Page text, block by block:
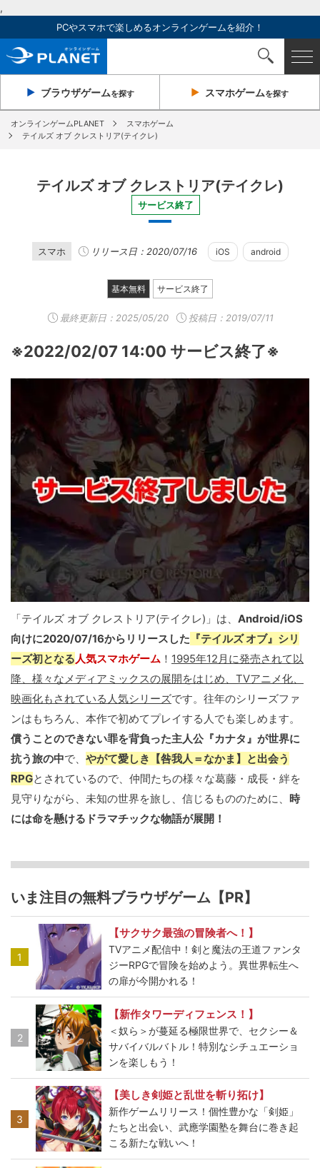
,
PCやスマホで楽しめるオンラインゲームを紹介！
ブラウザゲームを探す スマホゲームを探す
オンラインゲームPLANET
スマホゲーム
テイルズ オブ クレストリア(テイクレ)
テイルズ オブ クレストリア(テイクレ)
サービス終了
スマホ リリース日：2020/07/16 iOS android
基本無料 サービス終了
最終更新日： 2025/05/20 投稿日：2019/07/11
※2022/02/07 14:00 サービス終了※
「テイルズ オブ クレストリア(テイクレ)」は、 Android/iOS
向けに2020/07/16からリリースした 『テイルズ オブ』シリ
ーズ初となる人気スマホゲーム ！ 1995年12月に発売されて以
降、様々なメディアミックスの展開をはじめ、TVアニメ化、
映画化もされている人気シリーズです。往年のシリーズファ
ンはもちろん、本作で初めてプレイする人でも楽しめます。
償うことのできない罪を背負った主人公『カナタ』が世界に
抗う旅の中で、 やがて愛しき【咎我人＝なかま】と出会う
RPGとされているので、仲間たちの様々な葛藤・成長・絆を
見守りながら、未知の世界を旅し、信じるもののために、 時
には命を懸けるドラマチックな物語が展開！
いま注目の無料ブラウザゲーム【PR】
1
【サクサク最強の冒険者へ！】
TVアニメ配信中！剣と魔法の王道ファンタ
ジーRPGで冒険を始めよう。異世界転生へ
の扉が今開かれる！
2
【新作タワーディフェンス！】
＜奴ら＞が蔓延る極限世界で、セクシー＆
サバイバルバトル！特別なシチュエーショ
ンを楽しもう！
3
【美しき剣姫と乱世を斬り拓け】
新作ゲームリリース！個性豊かな「剣姫」
たちと出会い、武應学園塾を舞台に巻き起
こる新たな戦いへ！